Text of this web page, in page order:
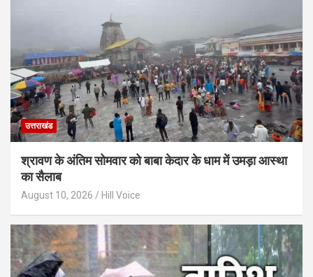
उत्तराखंड
श्रावण के अंतिम सोमवार को बाबा केदार के धाम में उमड़ा आस्था
का सैलाब
August 10, 2026 Hill Voice